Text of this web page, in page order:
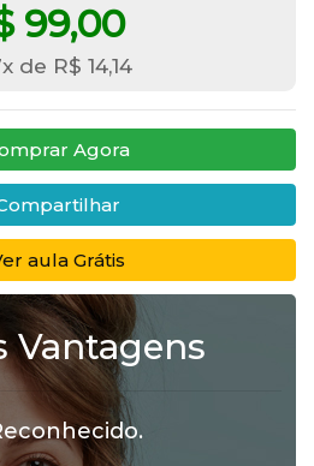
99,00
de R$ 14,14
Agora
aula Grátis
Vantagens